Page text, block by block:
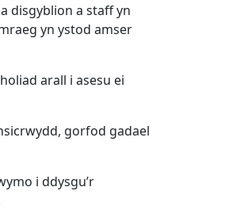
disgyblion a staff yn
yn ystod amser
arall i asesu ei
gorfod gadael
i ddysgu’r